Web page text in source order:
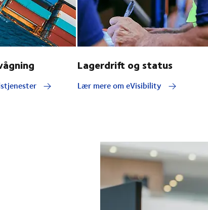
Lagerdrift og status
Lær mere om eVisibility